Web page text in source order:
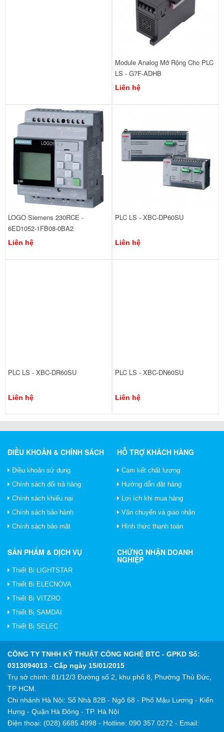
Module Analog Mở Rộng Cho PLC
LS - G7F-ADHB
Liên hệ
LOGO Siemens 230RCE -
6ED1052-1FB08-0BA2
Liên hệ
PLC LS - XBC-DP60SU
Liên hệ
PLC LS - XBC-DR60SU
Liên hệ
PLC LS - XBC-DN60SU
Liên hệ
ĐIỀU KHOẢN & CHÍNH SÁCH
Điều khoản sử dụng
Chính sách đổi trả hàng
Chính sách khiếu nại
Chính sách bảo hành
Chính sách bảo mật
HỖ TRỢ KHÁCH HÀNG
Cam kết chất lượng
Hướng dẫn đặt hàng
Lợi ích khi mua hàng
Vận chuyển và giao nhận
Hình thức thanh toán
SẢN PHẨM & DỊCH VỤ
Thiết Bị LIGHTSTAR
Thiết Bị ELECNOVA
Thiết Bị VITZRO
Thiết Bị SAMDAI
Thiết Bị SELEC
CHỨNG NHẬN DOANH
NGHIỆP
CÔNG TY TNHH KỸ THUẬT CÔNG NGHỆ BTC - GPKD Số:
0313094013 - Cấp ngày 15/01/2015
Trụ sở chính: 81/12/3 Đường số 2, khu phố 8, Phường Thủ Đức,
TP HCM.
Chi nhánh Hà Nội: Số Nhà 82B - Ngõ 68 - Phố Mậu Lương - Kiến
Hưng - Quận Hà Đông - TP. Hà Nội
Điện thoại: (028) 6685 4998 - Hotline: 090 357 0272 - Email: